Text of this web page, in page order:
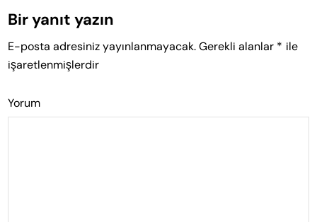
Bir yanıt yazın
E-posta adresiniz yayınlanmayacak. Gerekli alanlar * ile
işaretlenmişlerdir
Yorum